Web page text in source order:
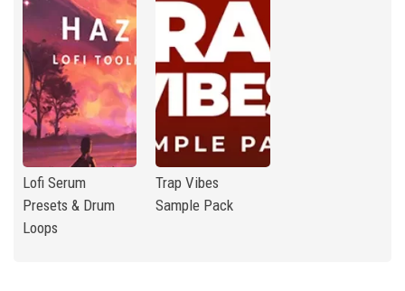
Lofi Serum
Presets & Drum
Loops
Trap Vibes
Sample Pack